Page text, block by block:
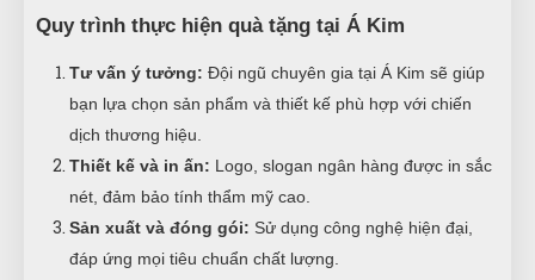
Quy trình thực hiện quà tặng tại Á Kim
Tư vấn ý tưởng: Đội ngũ chuyên gia tại Á Kim sẽ giúp
bạn lựa chọn sản phẩm và thiết kế phù hợp với chiến
dịch thương hiệu.
Thiết kế và in ấn: Logo, slogan ngân hàng được in sắc
nét, đảm bảo tính thẩm mỹ cao.
Sản xuất và đóng gói: Sử dụng công nghệ hiện đại,
đáp ứng mọi tiêu chuẩn chất lượng.